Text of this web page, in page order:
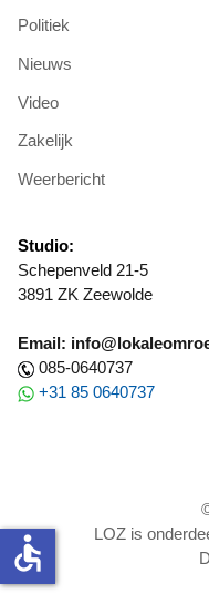
Politiek
Nieuws
Video
Zakelijk
Weerbericht
Studio:
Schepenveld 21-5
3891 ZK Zeewolde
Email:
085-0640737
+31 85 0640737
LOZ is
accessible